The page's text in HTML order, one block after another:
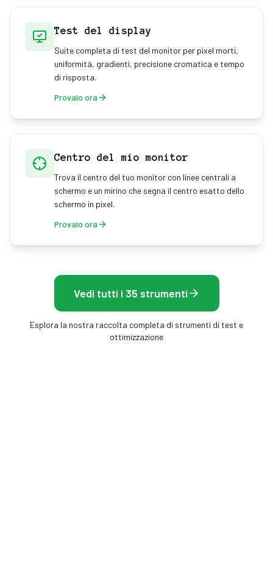
Test del display
Suite completa di test del monitor per pixel morti,
uniformità, gradienti, precisione cromatica e tempo
di risposta.
Provalo ora
Centro del mio monitor
Trova il centro del tuo monitor con linee centrali a
schermo e un mirino che segna il centro esatto dello
schermo in pixel.
Provalo ora
Vedi tutti i 35 strumenti
Esplora la nostra raccolta completa di strumenti di test e
ottimizzazione